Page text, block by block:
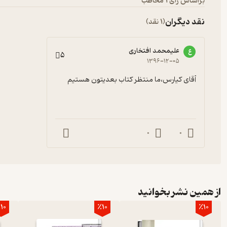
نقد دیگران(1 نقد)
ع علیمحمد افتخاری
۱۳۹۶-۱۲-۰۵ 5
آقای کیارس،ما منتظر کتاب بعدیتون هستیم
0
0
از همین نشر بخوانید
٪10 ٪10